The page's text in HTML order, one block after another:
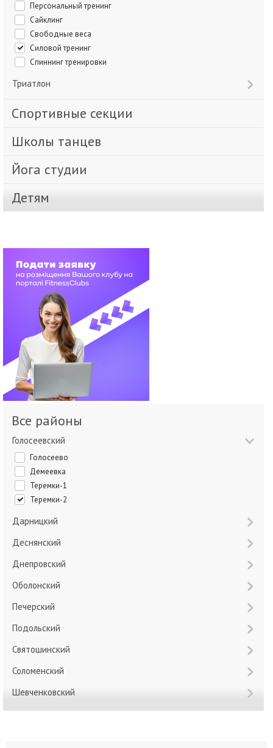
Персональный тренинг
Сайклинг
Свободные веса
Силовой тренинг
Спиннинг тренировки
Триатлон
Спортивные секции
Школы танцев
Йога студии
Детям
Все районы
Голосеевский
Голосеево
Демеевка
Теремки-1
Теремки-2
Дарницкий
Деснянский
Днепровский
Оболонский
Печерский
Подольский
Святошинский
Соломенский
Шевченковский